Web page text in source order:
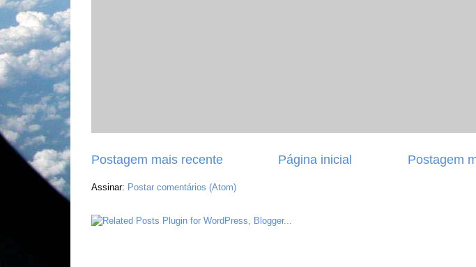
Postagem mais recente Postagem
Página inicial
Assinar: Postar comentários (Atom)